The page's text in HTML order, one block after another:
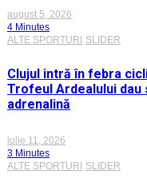
august 5, 2026
4 Minutes
ALTE SPORTURI SLIDER
Clujul intră în febra
Trofeul Ardealului dau
adrenalină
iulie 11, 2026
3 Minutes
ALTE SPORTURI
SLIDER